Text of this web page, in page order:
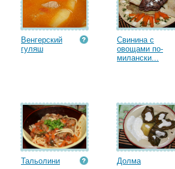
Венгерский
гуляш
Свинина с
овощами по-
милански...
Тальолини Долма